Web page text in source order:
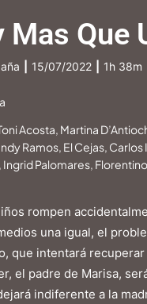
Mas Que
15/07/2022 1h 38m
Acosta, Martina
Ramos, El Cejas,
Ingrid Palomares,
rompen
una igual, el
que intentará
el padre de Marisa,
indiferente a la